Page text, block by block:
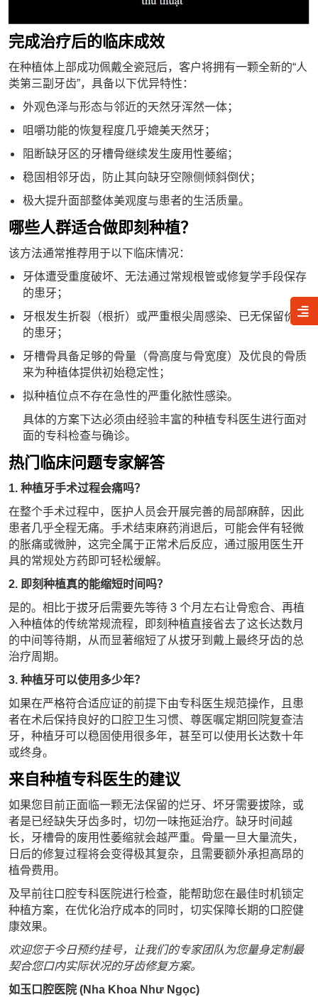
完成治疗后的临床成效
在种植体上部成功佩戴全瓷冠后，客户将拥有一颗全新的“人
类第三副牙齿”，具备以下优异特性：
外观色泽与形态与邻近的天然牙浑然一体；
咀嚼功能的恢复程度几乎媲美天然牙；
阻断缺牙区的牙槽骨继续发生废用性萎缩；
稳固相邻牙齿，防止其向缺牙空隙侧倾斜倒伏；
极大提升面部整体美观度与患者的生活质量。
哪些人群适合做即刻种植？
该方法通常推荐用于以下临床情况：
牙体遭受重度破坏、无法通过常规根管或修复学手段保存
的患牙；
牙根发生折裂（根折）或严重根尖周感染、已无保留价值
的患牙；
牙槽骨具备足够的骨量（骨高度与骨宽度）及优良的骨质
来为种植体提供初始稳定性；
拟种植位点不存在急性的严重化脓性感染。
具体的方案下达必须由经验丰富的种植专科医生进行面对
面的专科检查与确诊。
热门临床问题专家解答
1. 种植牙手术过程会痛吗？
在整个手术过程中，医护人员会开展完善的局部麻醉，因此
患者几乎全程无痛。手术结束麻药消退后，可能会伴有轻微
的胀痛或微肿，这完全属于正常术后反应，通过服用医生开
具的常规处方药即可轻松缓解。
2. 即刻种植真的能缩短时间吗？
是的。相比于拔牙后需要先等待 3 个月左右让骨愈合、再植
入种植体的传统常规流程，即刻种植直接省去了这长达数月
的中间等待期，从而显著缩短了从拔牙到戴上最终牙齿的总
治疗周期。
3. 种植牙可以使用多少年？
如果在严格符合适应证的前提下由专科医生规范操作，且患
者在术后保持良好的口腔卫生习惯、尊医嘱定期回院复查洁
牙，种植牙可以稳固使用很多年，甚至可以使用长达数十年
或终身。
来自种植专科医生的建议
如果您目前正面临一颗无法保留的烂牙、坏牙需要拔除，或
者是已经缺失牙齿多时，切勿一味拖延治疗。缺牙时间越
长，牙槽骨的废用性萎缩就会越严重。骨量一旦大量流失，
日后的修复过程将会变得极其复杂，且需要额外承担高昂的
植骨费用。
及早前往口腔专科医院进行检查，能帮助您在最佳时机锁定
种植方案，在优化治疗成本的同时，切实保障长期的口腔健
康效果。
欢迎您于今日预约挂号，让我们的专家团队为您量身定制最
契合您口内实际状况的牙齿修复方案。
如玉口腔医院 (Nha Khoa Như Ngọc)